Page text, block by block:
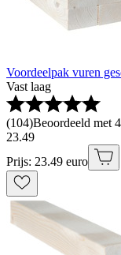
Voordeelpak vuren
Vast laag
(104)Beoordeeld met
23.49
Prijs: 23.49 euro